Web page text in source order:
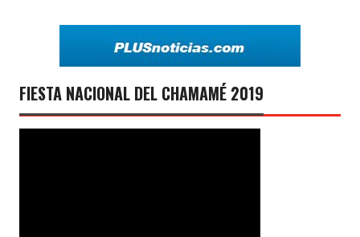
FIESTA NACIONAL DEL CHAMAMÉ 2019